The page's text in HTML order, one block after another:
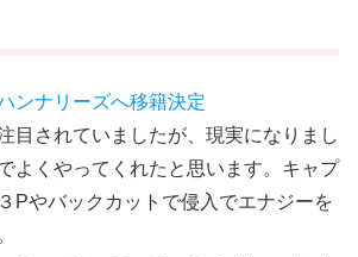
ンナリーズへ移籍決定
目されていましたが、現実になりまし
よくやってくれたと思います。キャプ
Pやバックカットで侵入でエナジーを